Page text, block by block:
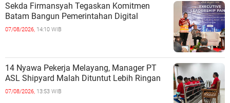
Sekda Firmansyah Tegaskan Komitmen
Batam Bangun Pemerintahan Digital
07/08/2026, 14:10 WIB
14 Nyawa Pekerja Melayang, Manager PT
ASL Shipyard Malah Dituntut Lebih Ringan
07/08/2026, 13:53 WIB